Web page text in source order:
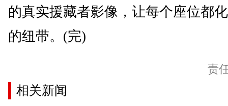
的真实援藏者影像，让每个座位都
的纽带。(完)
责
相关新闻